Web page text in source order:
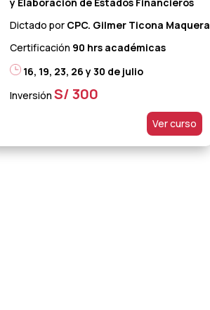
Dictado por CPC. Gilmer Ticona Maquera
Certificación 90 hrs académicas
16, 19, 23, 26 y 30 de julio
InversiónS/ 300
Ver curso